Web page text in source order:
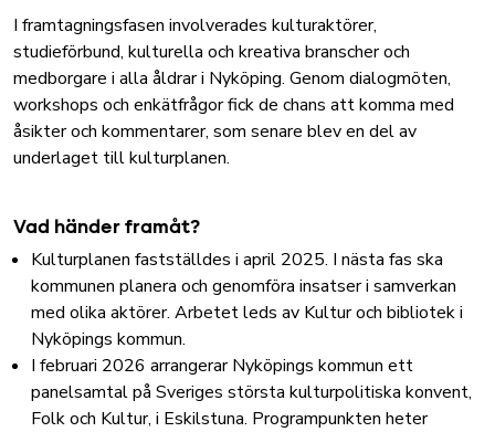
I framtagningsfasen involverades kulturaktörer,
studieförbund, kulturella och kreativa branscher och
medborgare i alla åldrar i Nyköping. Genom dialogmöten,
workshops och enkätfrågor fick de chans att komma med
åsikter och kommentarer, som senare blev en del av
underlaget till kulturplanen.
Vad händer framåt?
Kulturplanen fastställdes i april 2025. I nästa fas ska
kommunen planera och genomföra insatser i samverkan
med olika aktörer. Arbetet leds av Kultur och bibliotek i
Nyköpings kommun.
I februari 2026 arrangerar Nyköpings kommun ett
panelsamtal på Sveriges största kulturpolitiska konvent,
Folk och Kultur, i Eskilstuna. Programpunkten heter